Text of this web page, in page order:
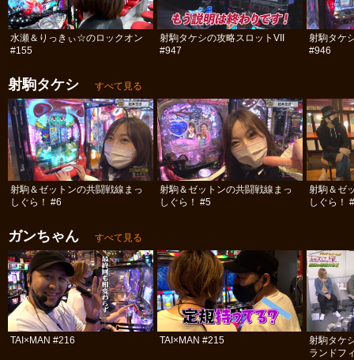
水瀬＆りっきぃ☆のロックオン
#155
射駒タケシの攻略スロットVII
#947
射駒タケ
#946
射駒タケシ すべて見る
射駒＆ゼットンの共闘戦線まっ
しぐら！ #6
射駒＆ゼットンの共闘戦線まっ
しぐら！ #5
射駒＆ゼ
しぐら！
ガンちゃん すべて見る
TAI×MAN #216 TAI×MAN #215
射駒タケ
ランドフ